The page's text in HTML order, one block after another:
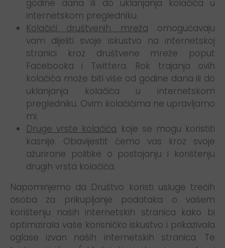
godine dana ili do uklanjanja kolačića u
internetskom pregledniku.
Kolačići društvenih mreža omogućavaju
vam dijeliti svoje iskustvo na internetskoj
stranici kroz društvene mreže poput
Facebooka i Twittera. Rok trajanja ovih
kolačića može biti više od godine dana ili do
uklanjanja kolačića u internetskom
pregledniku. Ovim kolačićima ne upravljamo
mi.
Druge vrste kolačića koje se mogu koristiti
kasnije. Obavijestit ćemo vas kroz svoje
ažurirane politike o postojanju i korištenju
drugih vrsta kolačića.
Napominjemo da Društvo koristi usluge trećih
osoba za prikupljanje podataka o vašem
korištenju naših internetskih stranica kako bi
optimizirala vaše korisničko iskustvo i prikazivala
oglase izvan naših internetskih stranica. Te